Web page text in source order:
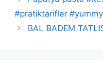
#pratiktarifler
BAL BADEM